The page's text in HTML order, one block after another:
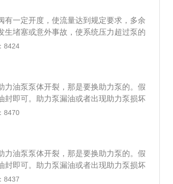
、拆掉弹簧卡后，把后盖磕下，拆轴上
就能一起抽出来。
有一定开度，使流量达到规定要求，多余
生堵塞或意外事故，使系统压力超过泵的
开启，所有压力油均回到吸油腔，对系
卡，壳体下面有个小孔，用工具插进小
下，拆轴上面的小卡环； 4、卡环拆掉
8424
力油泵泵体开裂，那是要换助力泵的。假
封即可。助力泵漏油或者出现助力泵损坏
更换，车辆转向时出现异响、有卡顿、
用工具拆掉底下面的弹簧卡，壳体下面
拆掉弹簧卡后，把后盖磕下，拆轴上面
能一起抽出来。
8470
力油泵泵体开裂，那是要换助力泵的。假
封即可。助力泵漏油或者出现助力泵损坏
更换，车辆转向时出现异响、有卡顿、
8437